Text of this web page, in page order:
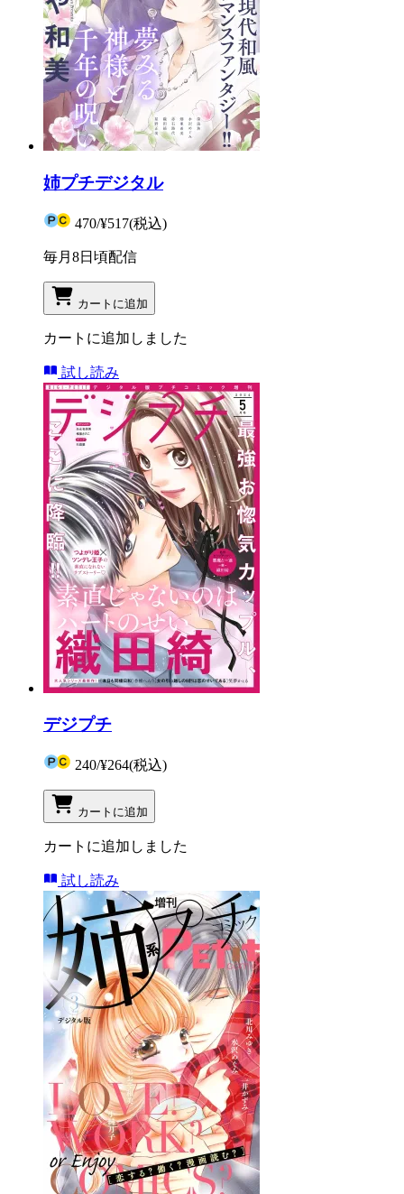
姉プチデジタル
470/¥517(税込)
毎月8日頃配信
カートに追加
カートに追加しました
試し読み
デジプチ
240/¥264(税込)
カートに追加
カートに追加しました
試し読み